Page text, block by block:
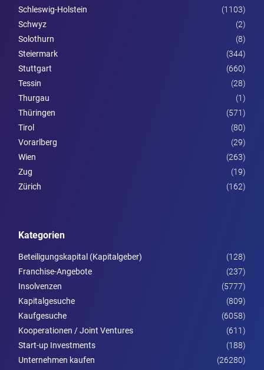
Schleswig-Holstein
(1103)
Schwyz
(2)
Solothurn
(8)
Steier­mark
(344)
Stuttgart
(660)
Tessin
(28)
Thurgau
(1)
Thüringen
(571)
Tirol
(80)
Vorarl­berg
(29)
Wien
(263)
Zug
(19)
Zürich
(162)
Kategorien
Beteiligungskapital (Kapitalgeber)
(128)
Franchise-Angebote
(237)
Insolvenzen
(5777)
Kapitalgesuche
(809)
Kaufgesuche
(6058)
Kooperationen / Joint Ventures
(611)
Start-up Investments
(188)
Unternehmen kaufen
(26280)